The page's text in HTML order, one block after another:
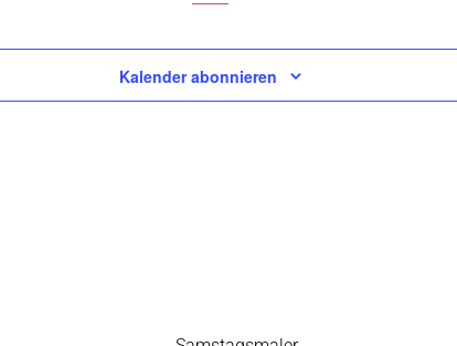
Kalender abonnieren